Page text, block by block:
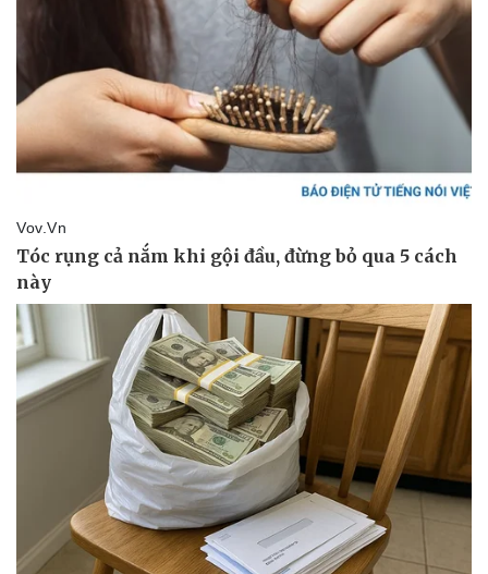
Pháp luật
Vụ án
Tin nóng
Tư vấn luật
Vũ khí
Việt Nam